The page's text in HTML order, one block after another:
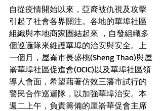
自從疫情開始以來，亞裔被仇視及攻擊
引起了社會各界關注。各地的華埠社區
組織與本地商家團結起來 ，自發組織多
個巡邏隊來維護華埠的治安與安全。上
一個月，屋崙市長盛桃(Sheng Thao)與屋
崙華埠社區促進會(OCIC)以及華埠社區領
導人會面，希望藉著仿效三藩市試行的
警民合作巡邏隊，以加強華埠治安。本
週二上午，負責籌備的屋崙華促會主席